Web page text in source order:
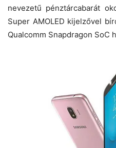
nevezetű pénztárcabarát
Super AMOLED kijelzővel
Qualcomm Snapdragon SoC